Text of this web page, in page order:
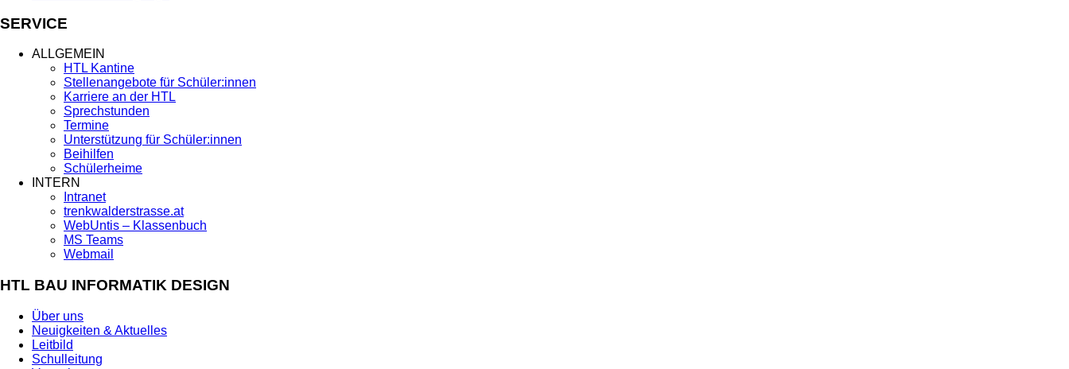
SERVICE
ALLGEMEIN
HTL Kantine
Stellenangebote für Schüler:innen
Karriere an der HTL
Sprechstunden
Termine
Unterstützung für Schüler:innen
Beihilfen
Schülerheime
INTERN
Intranet
trenkwalderstrasse.at
WebUntis – Klassenbuch
MS Teams
Webmail
HTL BAU INFORMATIK DESIGN
Über uns
Neuigkeiten & Aktuelles
Leitbild
Schulleitung